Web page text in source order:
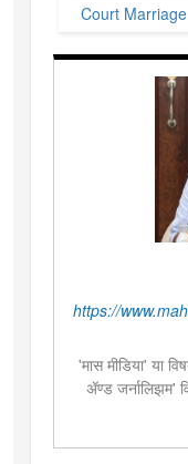
Court Marriage
https://
'मास मीडिया' या
ॲण्ड जर्नालिझम'
दै.'मुंबई तरुण
संगीत, वाचन,